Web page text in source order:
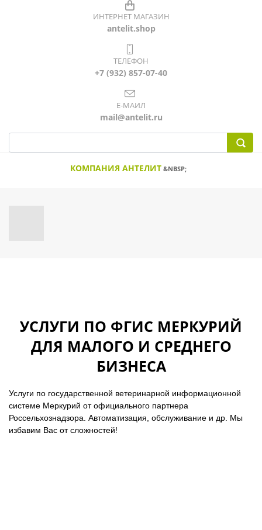
ИНТЕРНЕТ МАГАЗИН
antelit.shop
ТЕЛЕФОН
+7 (932) 857-07-40
Е-МАИЛ
mail@antelit.ru
КОМПАНИЯ АНТЕЛИТ &NBSP;
УСЛУГИ ПО ФГИС МЕРКУРИЙ
ДЛЯ МАЛОГО И СРЕДНЕГО
БИЗНЕСА
Услуги по государственной ветеринарной информационной
системе Меркурий от официального партнера
Россельхознадзора. Автоматизация, обслуживание и др. Мы
избавим Вас от сложностей!